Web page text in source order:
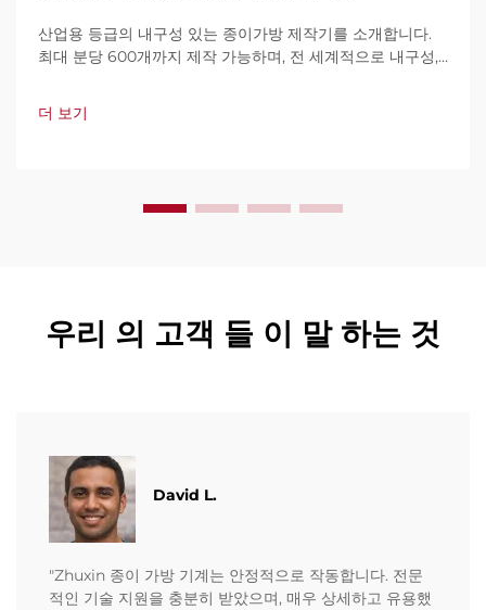
산업용 등급의 내구성 있는 종이가방 제작기를 소개합니다.
최대 분당 600개까지 제작 가능하며, 전 세계적으로 내구성,
가 지원과 빠른 서비스를 제공합니다. 견적 요청을 지금 해보
세요.
더 보기
우리 의 고객 들 이 말 하는 것
David L.
"Zhuxin 종이 가방 기계는 안정적으로 작동합니다. 전문
적인 기술 지원을 충분히 받았으며, 매우 상세하고 유용했